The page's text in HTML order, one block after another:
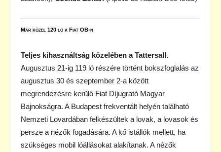
Már közel 120 ló a Fiat OB-n
Teljes kihasználtság közelében a Tattersall.
Augusztus 21-ig 119 ló részére történt bokszfoglalás az
augusztus 30 és szeptember 2-a között
megrendezésre kerülő Fiat Díjugrató Magyar
Bajnokságra. A Budapest frekventált helyén található
Nemzeti Lovardában felkészültek a lovak, a lovasok és
persze a nézők fogadására. A kő istállók mellett, ha
szükséges mobil lóállásokat alakítanak. A nézők